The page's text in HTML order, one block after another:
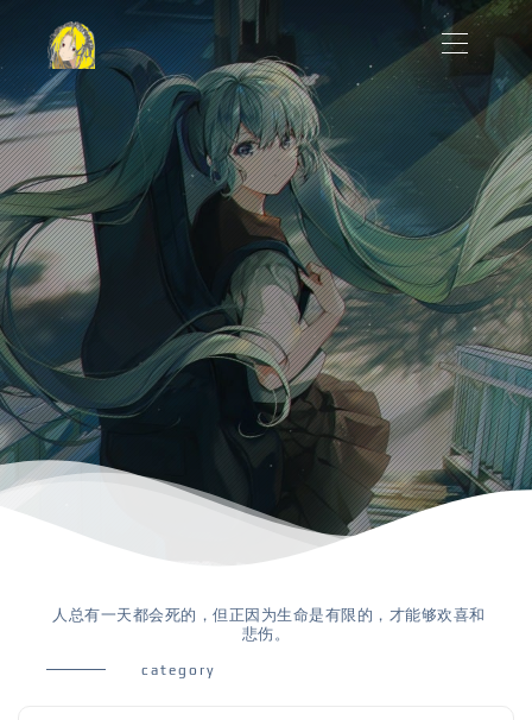
人总有一天都会死的，但正因为生命是有限的，才能够欢喜和
悲伤。
category